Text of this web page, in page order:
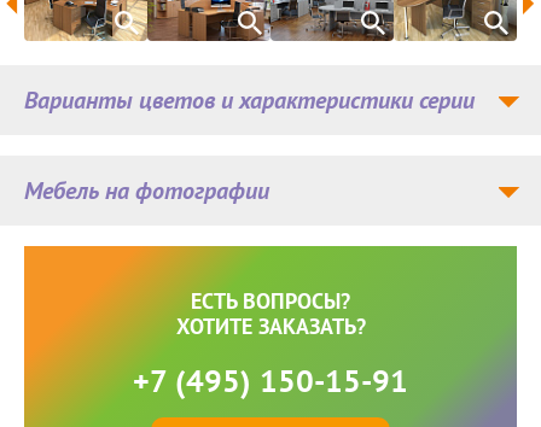
Мебель на фотографии
Варианты цветов и характеристики серии
ЕСТЬ ВОПРОСЫ?
ХОТИТЕ ЗАКАЗАТЬ?
+7 (495) 150-15-91